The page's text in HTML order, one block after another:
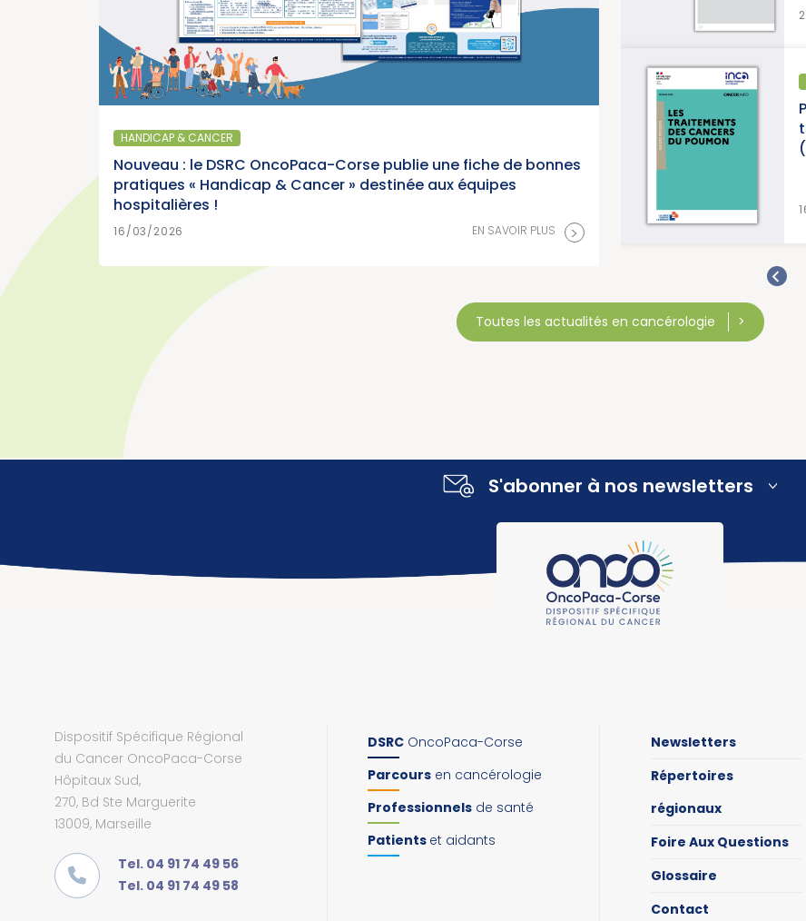
HANDICAP & CANCER
Nouveau : le DSRC OncoPaca-Corse publie une fiche de bonnes
pratiques « Handicap & Cancer » destinée aux équipes
hospitalières !
16/03/2026 EN SAVOIR PLUS >
SANTÉ PUBLIQUE - ÉPIDÉMIOLOGIE
Parution du panorama des cancers en
France, édition 2026 (Institut National du
Cancer)
15/07/2026
INFORMATION PATIENTS
Publication d’un
traitements des
(Institut National du
16/07/2026
Toutes les actualités en cancérologie
S'abonner à nos newsletters
Dispositif Spécifique Régional
du Cancer OncoPaca-Corse
Hôpitaux Sud,
270, Bd Ste Marguerite
13009, Marseille
Tel. 04 91 74 49 56
Tel. 04 91 74 49 58
DSRC OncoPaca-Corse
Parcours en cancérologie
Professionnels de santé
Patients et aidants
Newsletters
Répertoires
régionaux
Foire Aux Questions
Glossaire
Contact